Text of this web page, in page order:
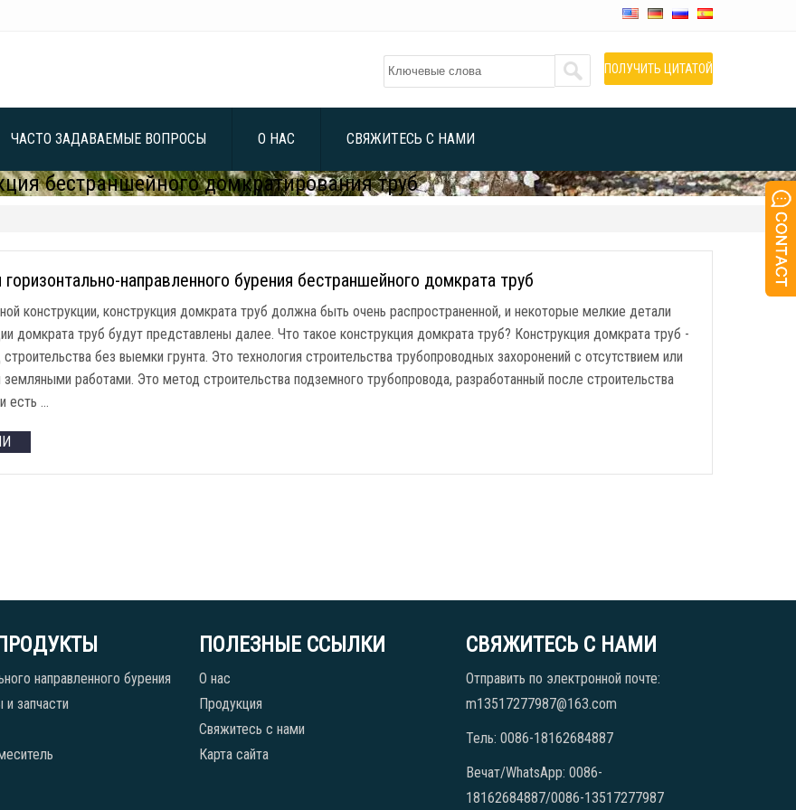
ПОЛУЧИТЬ ЦИТАТОЙ
ЧАСТО ЗАДАВАЕМЫЕ ВОПРОСЫ О НАС СВЯЖИТЕСЬ С НАМИ
бестраншейного домкратирования труб
горизонтально-направленного бурения бестраншейного домкрата труб
конструкции, конструкция домкрата труб должна быть очень распространенной, и некоторые мелкие детали
домкрата труб будут представлены далее. Что такое конструкция домкрата труб? Конструкция домкрата труб -
без выемки грунта. Это технология строительства трубопроводных захоронений с отсутствием или
работами. Это метод строительства подземного трубопровода, разработанный после строительства
есть …
направленного бурения
запчасти
ПОЛЕЗНЫЕ ССЫЛКИ
О нас
Продукция
Свяжитесь с нами
Карта сайта
СВЯЖИТЕСЬ С НАМИ
Отправить по электронной почте:
m13517277987@163.com
Тель: 0086-18162684887
Вечат/WhatsApp: 0086-
18162684887/0086-13517277987